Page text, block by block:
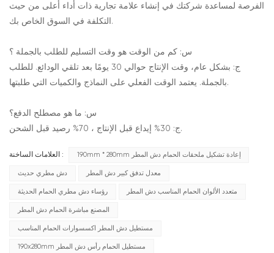
الفرصة لمساعدة شركتك في إنشاء علامة تجارية ذات أداء أعلى من حيث
التكلفة في السوق الخاص بك.
س: كم من الوقت هو وقت التسليم للطلب بالجملة ؟
ج: بشكل عام، وقت الإنتاج حوالي 30 يومًا بعد تلقي الودائع. للطلب
بالجملة. يعتمد الوقت الفعلي على النماذج والكميات التي طلبتها.
س: ما هو مصطلح الدفع؟
ج: 30% إيداع قبل الإنتاج ، 70% رصيد قبل الشحن.
العلامات الساخنة : 190mm * 280mm إعادة تشكيل ملحقات الحمام دش المطر
دش مطري حديث معدل تدفق كبير دش المطر
رؤساء دش مطري الحمام الحديثة متعدد الألوان الحمام المناسب دش المطر
المصنع مباشرة الحمام دش المطر
مستطيل دش المطر اكسسوارات الحمام المناسب
190x280mm مستطيل الحمام رأس دش المطر